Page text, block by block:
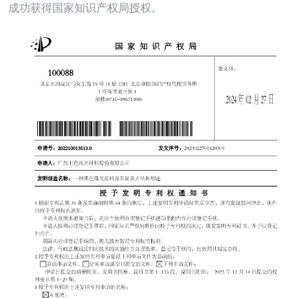
成功获得国家知识产权局授权。